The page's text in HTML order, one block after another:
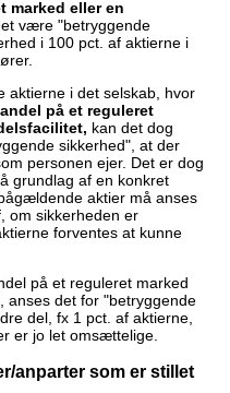
marked eller en
være "betryggende
i 100 pct. af aktierne i
aktierne i det selskab, hvor
på et reguleret
kan det dog
sikkerhed", at der
personen ejer. Det er dog
grundlag af en konkret
aktier må anses
om sikkerheden er
forventes at kunne
på et reguleret marked
anses det for "betryggende
del, fx 1 pct. af aktierne,
er jo let omsættelige.
anparter som er stillet